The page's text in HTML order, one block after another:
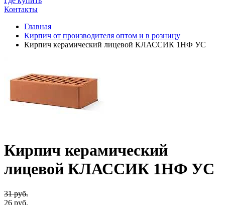
Контакты
Главная
Кирпич от производителя оптом и в розницу
Кирпич керамический лицевой КЛАССИК 1НФ УС
Кирпич керамический
лицевой КЛАССИК 1НФ УС
31 руб.
26 руб.